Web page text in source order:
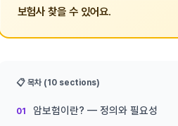
보험사 찾을 수 있어요.
📋 목차 (10 sections)
암보험이란? — 정의와 필요성